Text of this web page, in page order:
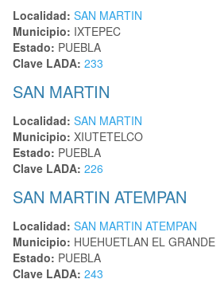
Localidad: SAN MARTIN
Municipio: IXTEPEC
Estado: PUEBLA
Clave LADA: 233
SAN MARTIN
Localidad: SAN MARTIN
Municipio: XIUTETELCO
Estado: PUEBLA
Clave LADA: 226
SAN MARTIN ATEMPAN
Localidad: SAN MARTIN ATEMPAN
Municipio: HUEHUETLAN EL GRANDE
Estado: PUEBLA
Clave LADA: 243